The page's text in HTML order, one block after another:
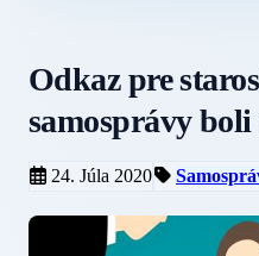
Odkaz pre
samosprávy boli
24. Júla 2020